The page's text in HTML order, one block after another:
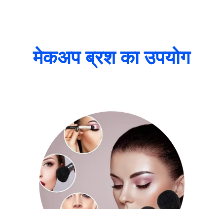
मेकअप ब्रश का उपयोग